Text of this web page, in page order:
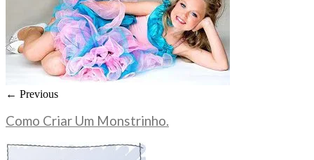
← Previous
Como Criar Um Monstrinho.